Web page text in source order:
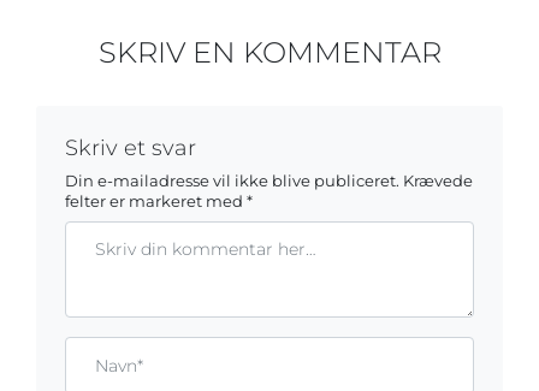
SKRIV EN KOMMENTAR
Skriv et svar
Din e-mailadresse vil ikke blive publiceret. Krævede
felter er markeret med *